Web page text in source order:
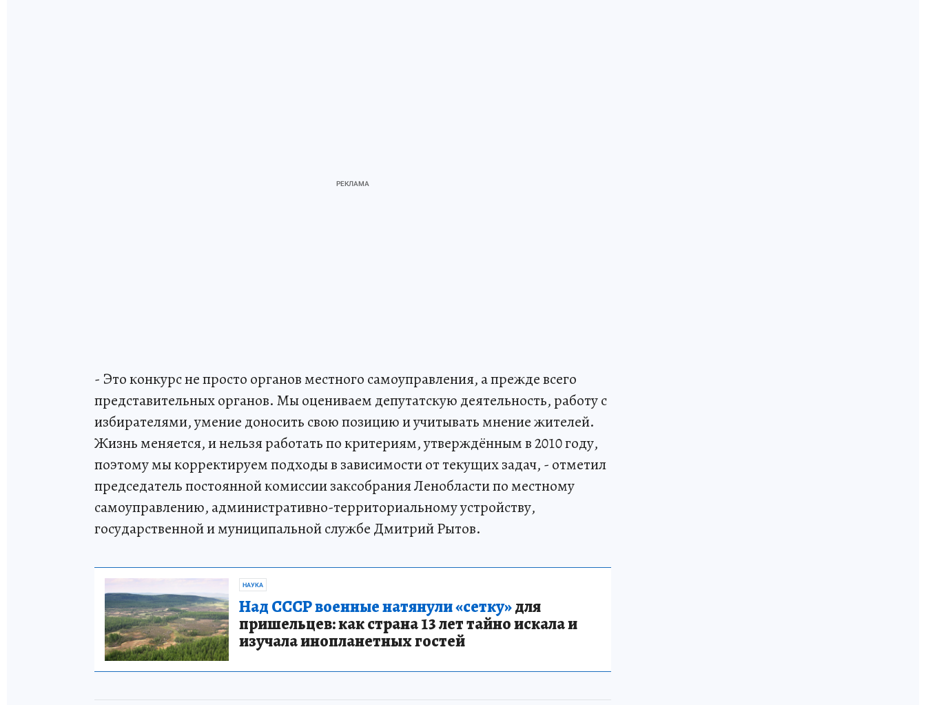
- Это конкурс не просто органов местного самоуправления, а прежде всего
представительных органов. Мы оцениваем депутатскую деятельность, работу с
избирателями, умение доносить свою позицию и учитывать мнение жителей.
Жизнь меняется, и нельзя работать по критериям, утверждённым в 2010 году,
поэтому мы корректируем подходы в зависимости от текущих задач, - отметил
председатель постоянной комиссии заксобрания Ленобласти по местному
самоуправлению, административно-территориальному устройству,
государственной и муниципальной службе Дмитрий Рытов.
НАУКА
Над СССР военные натянули «сетку»для
пришельцев: как страна 13 лет тайно искала и
изучала инопланетных гостей